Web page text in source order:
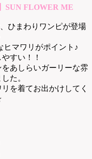
SUN FLOWER ME
ひまわりワンピが登場
ヒマワリがポイント♪
すい！！
あしらいガーリーな雰
た。
を着てお出かけしてく